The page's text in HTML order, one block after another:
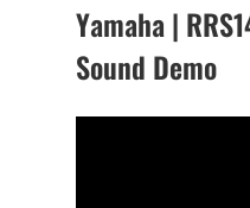
Yamaha |
Sound Demo